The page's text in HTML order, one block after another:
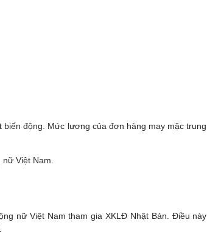
động. Mức lương của đơn hàng may mặc trung
Việt Nam.
nữ Việt Nam tham gia XKLĐ Nhật Bản. Điều này